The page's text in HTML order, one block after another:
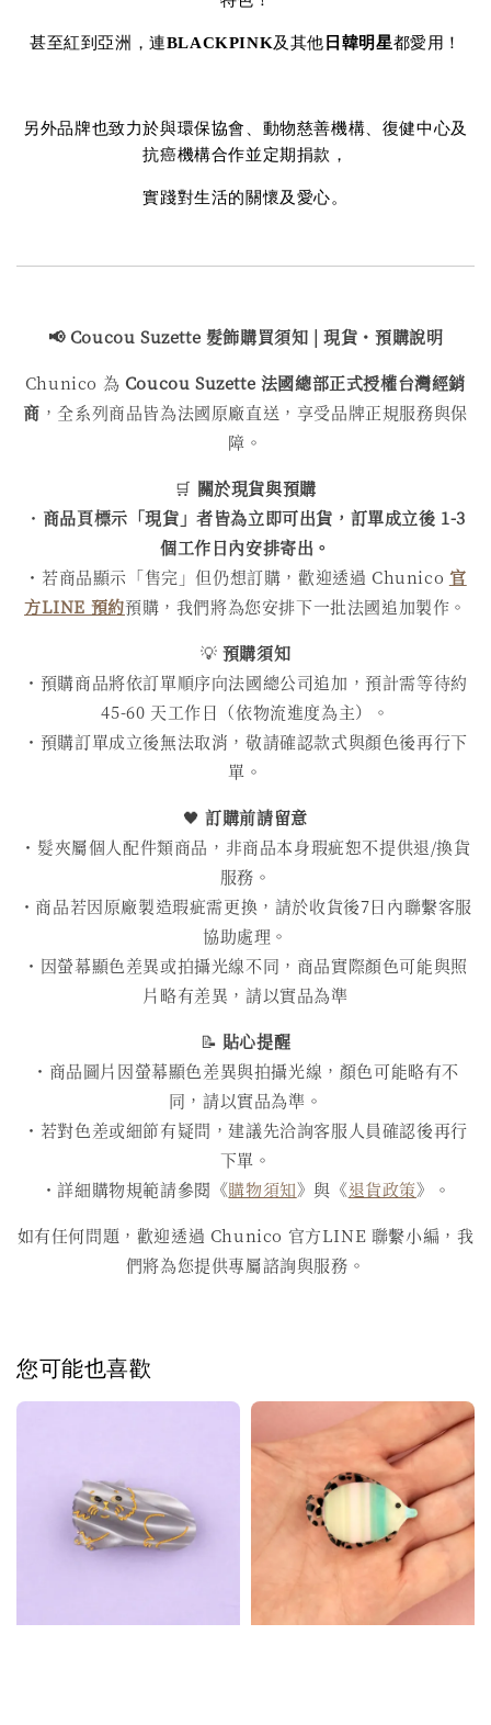
甚至紅到亞洲，連BLACKPINK及其他 日韓明星都愛用！
另外品牌也致力於與環保協會、動物慈善機構、復健中心及
抗癌機構合作並定期捐款，
實踐對生活的關懷及愛心。
📢 Coucou Suzette 髮飾購買須知 | 現貨・預購說明
Chunico 為 Coucou Suzette 法國總部正式授權台灣經銷
商 ，全系列商品皆為法國原廠直送，享受品牌正規服務與保
障。
🛒 關於現貨與預購
・ 商品頁標示「現貨」者皆為立即可出貨，訂單成立後 1-3
個工作日內安排寄出。
・若商品顯示「售完」但仍想訂購，歡迎透過 Chunico 官
方LINE 預約預購，我們將為您安排下一批法國追加製作。
💡 預購須知
・預購商品將依訂單順序向法國總公司追加，預計需等待約
45-60 天工作日（依物流進度為主）。
・預購訂單成立後無法取消，敬請確認款式與顏色後再行下
單。
🖤訂購前請留意
・髮夾屬個人配件類商品，非商品本身瑕疵恕不提供退/換貨
服務。
・商品若因原廠製造瑕疵需更換，請於收貨後7日內聯繫客服
協助處理。
・因螢幕顯色差異或拍攝光線不同，商品實際顏色可能與照
片略有差異，請以實品為準
📝 貼心提醒
・商品圖片因螢幕顯色差異與拍攝光線，顏色可能略有不
同，請以實品為準。
・若對色差或細節有疑問，建議先洽詢客服人員確認後再行
下單。
・詳細購物規範請參閱《購物須知》與《退貨政策》。
如有任何問題，歡迎透過 Chunico 官方LINE 聯繫小編，我
們將為您提供專屬諮詢與服務。
您可能也喜歡